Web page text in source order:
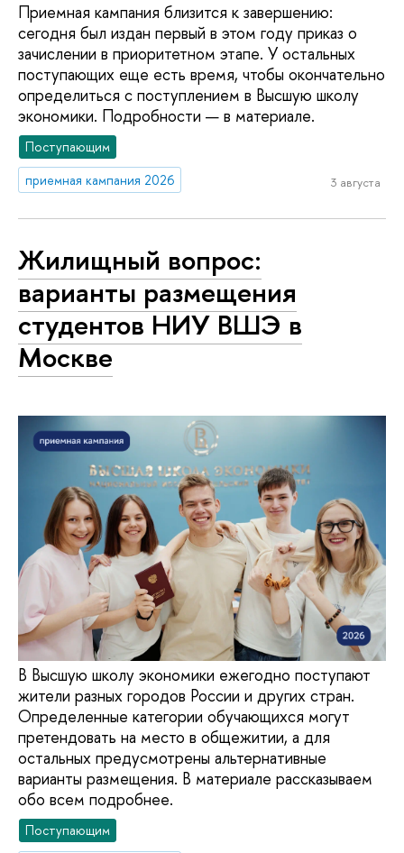
Приемная кампания близится к завершению:
сегодня был издан первый в этом году приказ о
зачислении в приоритетном этапе. У остальных
поступающих еще есть время, чтобы окончательно
определиться с поступлением в Высшую школу
экономики. Подробности — в материале.
Поступающим
приемная кампания 2026
3 августа
Жилищный вопрос:
варианты размещения
студентов НИУ ВШЭ в
Москве
В Высшую школу экономики ежегодно поступают
жители разных городов России и других стран.
Определенные категории обучающихся могут
претендовать на место в общежитии, а для
остальных предусмотрены альтернативные
варианты размещения. В материале рассказываем
обо всем подробнее.
Поступающим